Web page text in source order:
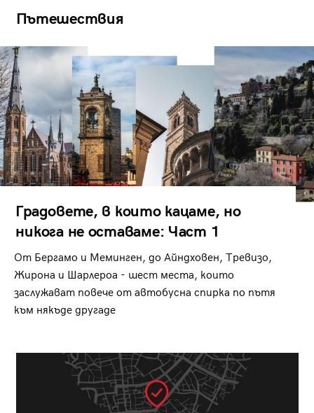
Пътешествия
Градовете, в които кацаме, но
никога не оставаме: Част 1
От Бергамо и Меминген, до Айндховен, Тревизо,
Жирона и Шарлероа - шест места, които
заслужават повече от автобусна спирка по пътя
към някъде другаде